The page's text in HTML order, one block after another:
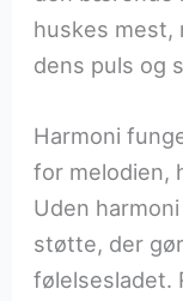
huskes mest,
dens puls og
Harmoni
for melodien,
Uden
støtte, der
følelsesladet.